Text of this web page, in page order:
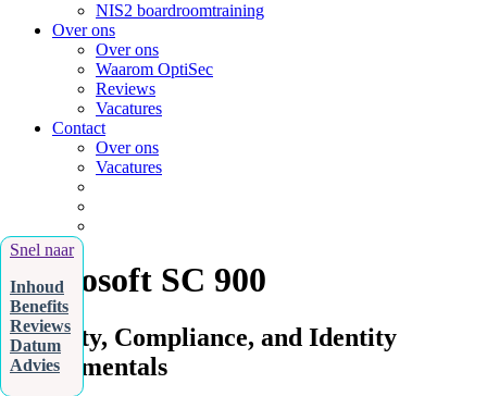
NIS2 boardroomtraining
Over ons
Over ons
Waarom OptiSec
Reviews
Vacatures
Contact
Over ons
Vacatures
Microsoft SC 900
Security, Compliance, and Identity
Fundamentals
Snel naar
Inhoud
Benefits
Reviews
Datum
Advies